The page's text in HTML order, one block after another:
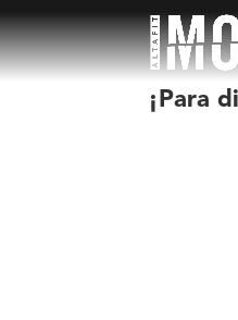
¡Para